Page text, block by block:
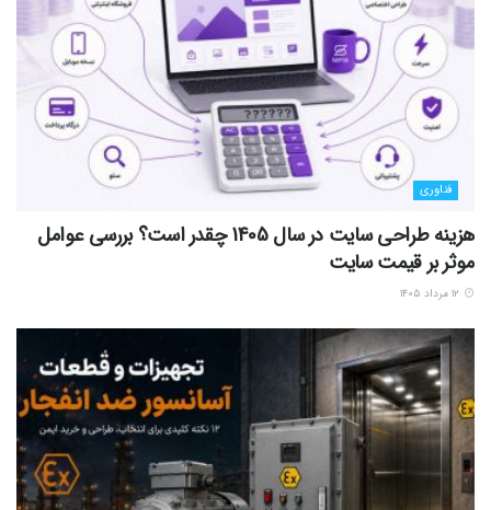
فناوری
هزینه طراحی سایت در سال 1405 چقدر است؟ بررسی عوامل
موثر بر قیمت سایت